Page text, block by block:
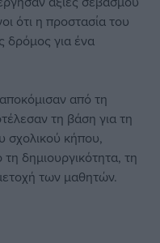
ότι η προστασία του
δρόμος για ένα
από τη
τη βάση για τη
σχολικού κήπου,
δημιουργικότητα, τη
των μαθητών.